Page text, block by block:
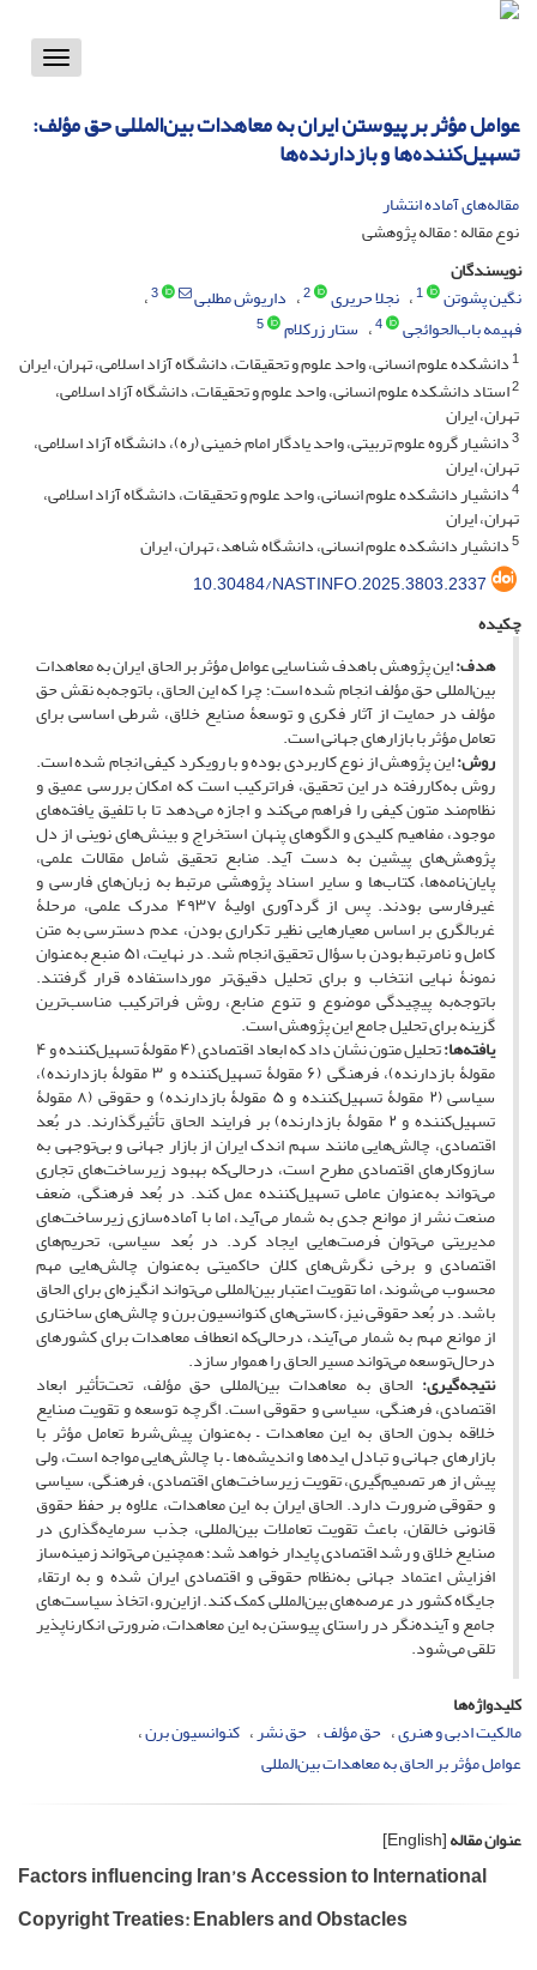
Toggle
عوامل مؤثر بر پیوستن ایران به معاهدات بین‌المللی حق مؤلف:
تسهیل‌کننده‌ها و بازدارنده‌ها
مقاله‌های آماده انتشار
نوع مقاله : مقاله پژوهشی
نویسندگان
نگین پشوتن
1 نجلا حریری 2 داریوش مطلبی 3
فهیمه باب‌الحوائجی 4 ستار زرکلام
5
1دانشکده علوم انسانی، واحد علوم و تحقیقات، دانشگاه آزاد اسلامی، تهران، ایران
2استاد دانشکده علوم انسانی، واحد علوم و تحقیقات، دانشگاه آزاد اسلامی،
تهران، ایران
3دانشیار گروه علوم تربیتی، واحد یادگار امام خمینی (ره)، دانشگاه آزاد اسلامی،
تهران، ایران
4دانشیار دانشکده علوم انسانی، واحد علوم و تحقیقات، دانشگاه آزاد اسلامی،
تهران، ایران
5دانشیار دانشکده علوم انسانی، دانشگاه شاهد، تهران، ایران
10.30484/NASTINFO.2025.3803.2337
چکیده
هدف:این پژوهش باهدف شناسایی عوامل مؤثر بر الحاق ایران به معاهدات
بین‌المللی حق مؤلف انجام شده است؛ چرا که این الحاق، باتوجه‌به نقش حق
مؤلف در حمایت از آثار فکری و توسعۀ صنایع خلاق، شرطی اساسی برای
تعامل مؤثر با بازارهای جهانی است.
روش:این پژوهش از نوع کاربردی بوده و با رویکرد کیفی انجام شده است.
روش به‌کاررفته در این تحقیق، فراترکیب است که امکان بررسی عمیق و
نظام‌مند متون کیفی را فراهم می‌کند و اجازه می‌دهد تا با تلفیق یافته‌های
موجود، مفاهیم کلیدی و الگوهای پنهان استخراج و بینش‌های نوینی از دل
پژوهش‌های پیشین به دست آید. منابع تحقیق شامل مقالات علمی،
پایان‌نامه‌ها، کتاب‌ها و سایر اسناد پژوهشی مرتبط به زبان‌های فارسی و
غیرفارسی بودند. پس از گردآوری اولیۀ ۴۹۳۷ مدرک علمی، مرحلۀ
غربالگری بر اساس معیارهایی نظیر تکراری بودن، عدم دسترسی به متن
کامل و نامرتبط بودن با سؤال تحقیق انجام شد. در نهایت، ۵۱ منبع به‌عنوان
نمونۀ نهایی انتخاب و برای تحلیل دقیق‌تر مورداستفاده قرار گرفتند.
باتوجه‌به پیچیدگی موضوع و تنوع منابع، روش فراترکیب مناسب‌ترین
گزینه برای تحلیل جامع این پژوهش است.
یافته‌ها: تحلیل متون نشان داد که ابعاد اقتصادی (۴ مقولۀ تسهیل‌کننده و ۴
مقولۀ بازدارنده)، فرهنگی (۶ مقولۀ تسهیل‌کننده و ۳ مقولۀ بازدارنده)،
سیاسی (۲ مقولۀ تسهیل‌کننده و ۵ مقولۀ بازدارنده) و حقوقی (۸ مقولۀ
تسهیل‌کننده و ۲ مقولۀ بازدارنده) بر فرایند الحاق تأثیرگذارند. در بُعد
اقتصادی، چالش‌هایی مانند سهم اندک ایران از بازار جهانی و بی‌توجهی به
سازوکارهای اقتصادی مطرح است، درحالی‌که بهبود زیرساخت‌های تجاری
می‌تواند به‌عنوان عاملی تسهیل‌کننده عمل کند. در بُعد فرهنگی، ضعف
صنعت نشر از موانع جدی به شمار می‌آید، اما با آماده‌سازی زیرساخت‌های
مدیریتی می‌توان فرصت‌هایی ایجاد کرد. در بُعد سیاسی، تحریم‌های
اقتصادی و برخی نگرش‌های کلان حاکمیتی به‌عنوان چالش‌هایی مهم
محسوب می‌شوند، اما تقویت اعتبار بین‌المللی می‌تواند انگیزه‌ای برای الحاق
باشد. در بُعد حقوقی نیز، کاستی‌های کنوانسیون برن و چالش‌های ساختاری
از موانع مهم به شمار می‌آیند، درحالی‌که انعطاف معاهدات برای کشورهای
درحال‌توسعه می‌تواند مسیر الحاق را هموار سازد.
نتیجه‌گیری: الحاق به معاهدات بین‌المللی حق مؤلف، تحت‌تأثیر ابعاد
اقتصادی، فرهنگی، سیاسی و حقوقی است. اگرچه توسعه و تقویت صنایع
خلاقه بدون الحاق به این معاهدات – به‌عنوان پیش‌شرط تعامل مؤثر با
بازارهای جهانی و تبادل ایده‌ها و اندیشه‌ها – با چالش‌هایی مواجه است، ولی
پیش از هر تصمیم‌گیری، تقویت زیرساخت‌های اقتصادی، فرهنگی، سیاسی
و حقوقی ضرورت دارد. الحاق ایران به این معاهدات، علاوه بر حفظ حقوق
قانونی خالقان، باعث تقویت تعاملات بین‌المللی، جذب سرمایه‌گذاری در
صنایع خلاق و رشد اقتصادی پایدار خواهد شد؛ همچنین می‌تواند زمینه‌ساز
افزایش اعتماد جهانی به‌نظام حقوقی و اقتصادی ایران شده و به ارتقاء
جایگاه کشور در عرصه‌های بین‌المللی کمک کند. ازاین‌رو، اتخاذ سیاست‌های
جامع و آینده‌نگر در راستای پیوستن به این معاهدات، ضرورتی انکارناپذیر
تلقی می‌شود.
کلیدواژه‌ها
مالکیت ادبی و هنری حق مؤلف حق نشر کنوانسیون ‌برن
عوامل مؤثر بر الحاق به معاهدات بین‌المللی
عنوان مقاله[English]
Factors influencing Iran’s Accession to International
Copyright Treaties: Enablers and Obstacles